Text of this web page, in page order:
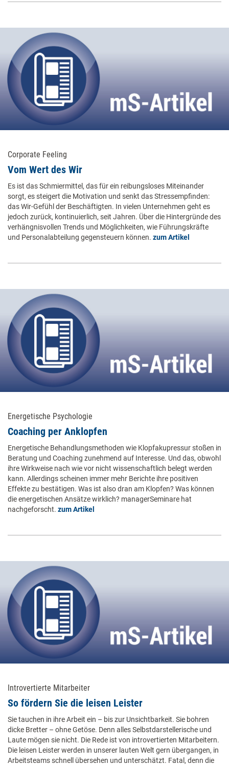
Corporate Feeling
Vom Wert des Wir
Es ist das Schmiermittel, das für ein reibungsloses Miteinander
sorgt, es steigert die Motivation und senkt das Stressempfinden:
das Wir-Gefühl der Beschäftigten. In vielen Unternehmen geht es
jedoch zurück, kontinuierlich, seit Jahren. Über die Hintergründe des
verhängnisvollen Trends und Möglichkeiten, wie Führungskräfte
und Personalabteilung gegensteuern können. zum Artikel
Energetische Psychologie
Coaching per Anklopfen
Energetische Behandlungsmethoden wie Klopfakupressur stoßen in
Beratung und Coaching zunehmend auf Interesse. Und das, obwohl
ihre Wirkweise nach wie vor nicht wissenschaftlich belegt werden
kann. Allerdings scheinen immer mehr Berichte ihre positiven
Effekte zu bestätigen. Was ist also dran am Klopfen? Was können
die energetischen Ansätze wirklich? managerSeminare hat
nachgeforscht. zum Artikel
Introvertierte Mitarbeiter
So fördern Sie die leisen Leister
Sie tauchen in ihre Arbeit ein – bis zur Unsichtbarkeit. Sie bohren
dicke Bretter – ohne Getöse. Denn alles Selbstdarstellerische und
Laute mögen sie nicht. Die Rede ist von introvertierten Mitarbeitern.
Die leisen Leister werden in unserer lauten Welt gern übergangen, in
Arbeitsteams schnell übersehen und unterschätzt. Fatal, denn die